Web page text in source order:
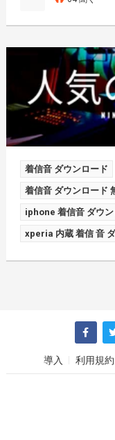
着信音 ダウンロード
着信音 ダウンロード
iphone 着信音 ダウ
xperia 内蔵 着信 音
導入 利用規約